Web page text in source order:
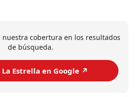
nuestra cobertura en los resultados
de búsqueda.
Estrella en Google ↗️